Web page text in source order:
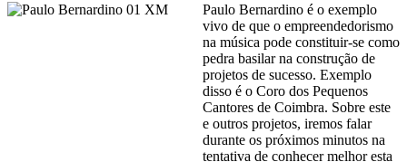
Paulo Bernardino é o exemplo
vivo de que o empreendedorismo
na música pode constituir-se como
pedra basilar na construção de
projetos de sucesso. Exemplo
disso é o Coro dos Pequenos
Cantores de Coimbra. Sobre este
e outros projetos, iremos falar
durante os próximos minutos na
tentativa de conhecer melhor esta